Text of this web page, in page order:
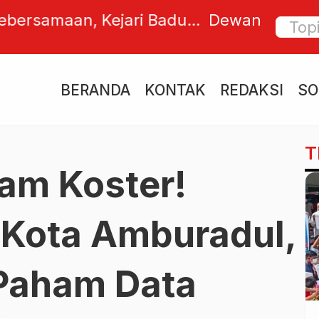
Wajibkan Media Siber Jejak
Kanvas
BERANDA KONTAK REDAKSI
Koster!
Amburadul,
Data